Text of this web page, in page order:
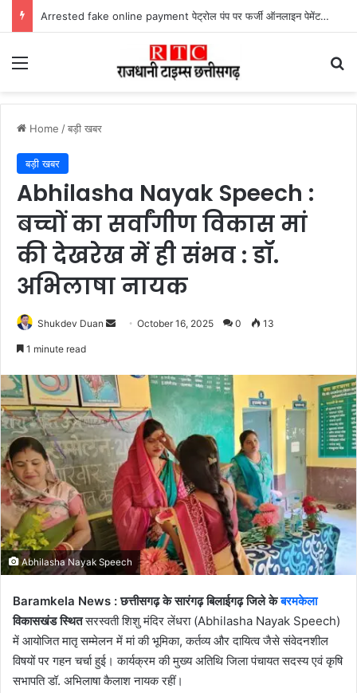
Arrested fake online payment पेट्रोल पंप पर फर्जी ऑनलाइन पेमेंट दिखाकर ठगी करने वाला युवक गिरफ्तार
Menu
Home /बड़ी खबर
बड़ी खबर
Abhilasha Nayak Speech :
बच्चों का सर्वांगीण विकास मां
की देखरेख में ही संभव : डॉ.
अभिलाषा नायक
Shukdev Duan
SendOctober 16, 2025 0 13
1 minute read
Abhilasha Nayak Speech
Baramkela News : छत्तीसगढ़ के सारंगढ़ बिलाईगढ़ जिले केबरमकेला
विकासखंड स्थितसरस्वती शिशु मंदिर लेंधरा (Abhilasha Nayak Speech)
में आयोजित मातृ सम्मेलन में मां की भूमिका, कर्तव्य और दायित्व जैसे संवेदनशील
विषयों पर गहन चर्चा हुई। कार्यक्रम की मुख्य अतिथि जिला पंचायत सदस्य एवं कृषि
सभापति डॉ. अभिलाषा कैलाश नायक रहीं।